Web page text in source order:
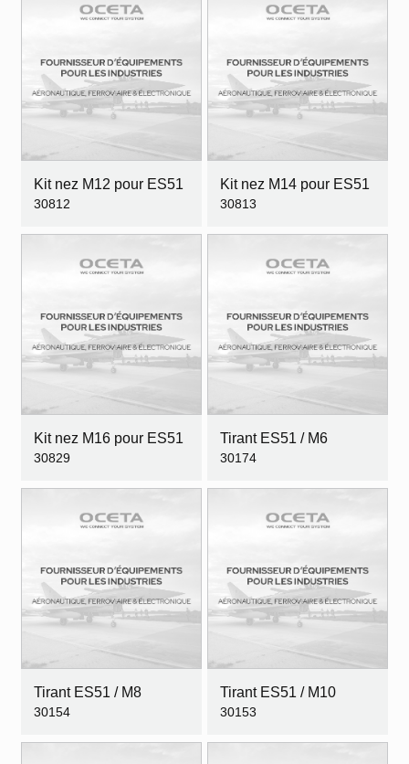
Kit nez M12 pour ES51
30812
Kit nez M14 pour ES51
30813
Kit nez M16 pour ES51
30829
Tirant ES51 / M6
30174
Tirant ES51 / M8
30154
Tirant ES51 / M10
30153